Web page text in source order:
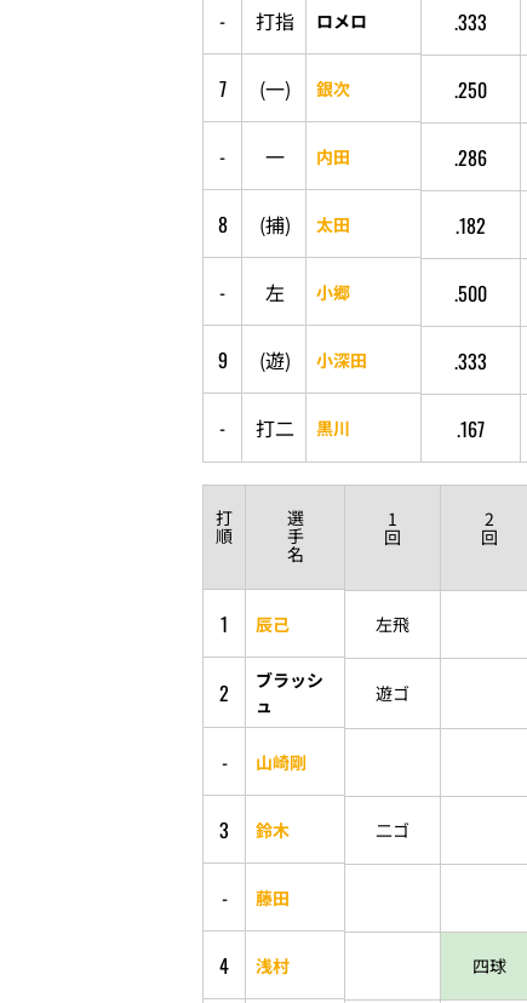
- 打指 ロメロ .333
7 (一) 銀次 .250
- 一 内田 .286
8 (捕) 太田 .182
- 左 小郷 .500
9 (遊) 小深田 .333
- 打二 黒川 .167
打
順
選
手
名
1
回
2
回
1 辰己 左飛
2
ブラッシ
ュ
遊ゴ
- 山崎剛
3 鈴木 二ゴ
- 藤田
4 浅村 四球